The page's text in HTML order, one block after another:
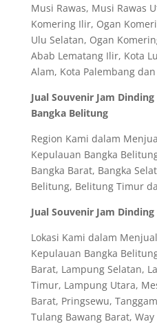
Musi Rawas, Musi Rawas
Komering Ilir, Ogan
Ulu Selatan, Ogan
Abab Lematang Ilir, Kota
Alam, Kota Palembang
Jual Souvenir Jam
Bangka Belitung
Region Kami dalam
Kepulauan Bangka
Bangka Barat, Bangka
Belitung, Belitung Timur
Jual Souvenir Jam
Lokasi Kami dalam
Kepulauan Bangka
Barat, Lampung Selatan,
Timur, Lampung Utara,
Barat, Pringsewu,
Tulang Bawang Barat,